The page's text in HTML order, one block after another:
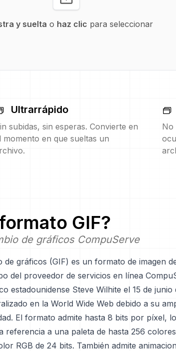
y suelta o haz clic para seleccionar
Ultrarrápido
subidas, sin esperas. Convierte en
momento en que sueltas un
No
GIF?
de gráficos CompuServe
de gráficos (GIF) es un formato de imagen
del proveedor de servicios en línea
estadounidense Steve Wilhite el 15 de junio
en la World Wide Web debido a su
El formato admite hasta 8 bits por píxel,
referencia a una paleta de hasta 256
RGB de 24 bits. También admite